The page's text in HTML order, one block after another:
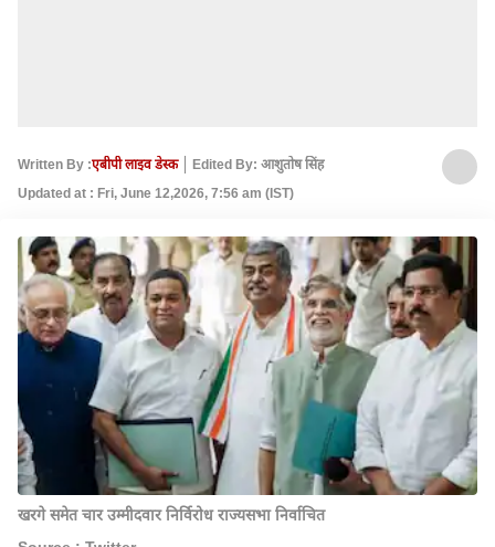
Written By :एबीपी लाइव डेस्क
Edited By: आशुतोष सिंह
Updated at : Fri, June 12,2026, 7:56 am (IST)
खरगे समेत चार उम्मीदवार निर्विरोध राज्यसभा निर्वाचित